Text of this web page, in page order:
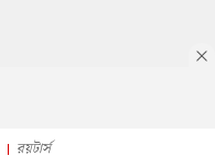
রয়টার্স